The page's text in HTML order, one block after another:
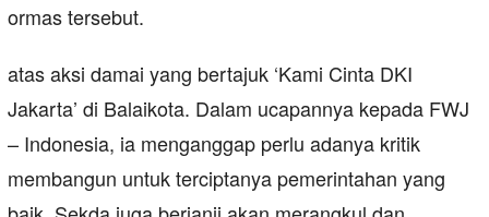
ormas tersebut.
atas aksi damai yang bertajuk ‘Kami Cinta DKI
Jakarta’ di Balaikota. Dalam ucapannya kepada FWJ
– Indonesia, ia menganggap perlu adanya kritik
membangun untuk terciptanya pemerintahan yang